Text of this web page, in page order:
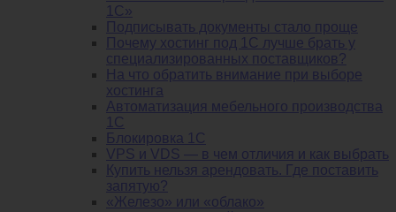
1С»
Подписывать документы стало проще
Почему хостинг под 1С лучше брать у
специализированных поставщиков?
На что обратить внимание при выборе
хостинга
Автоматизация мебельного производства
1С
Блокировка 1С
VPS и VDS — в чем отличия и как выбрать
Купить нельзя арендовать. Где поставить
запятую?
«Железо» или «облако»